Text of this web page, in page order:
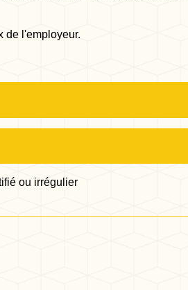
de l'employeur.
ou irrégulier